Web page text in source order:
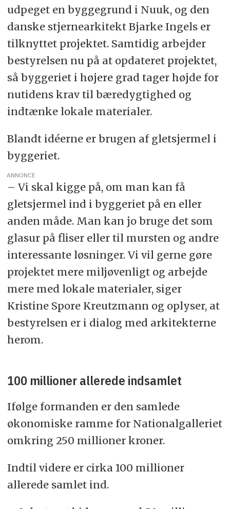
udpeget en byggegrund i Nuuk, og den
danske stjernearkitekt Bjarke Ingels er
tilknyttet projektet. Samtidig arbejder
bestyrelsen nu på at opdateret projektet,
så byggeriet i højere grad tager højde for
nutidens krav til bæredygtighed og
indtænke lokale materialer.
Blandt idéerne er brugen af gletsjermel i
byggeriet.
ANNONCE
– Vi skal kigge på, om man kan få
gletsjermel ind i byggeriet på en eller
anden måde. Man kan jo bruge det som
glasur på fliser eller til mursten og andre
interessante løsninger. Vi vil gerne gøre
projektet mere miljøvenligt og arbejde
mere med lokale materialer, siger
Kristine Spore Kreutzmann og oplyser, at
bestyrelsen er i dialog med arkitekterne
herom.
100 millioner allerede indsamlet
Ifølge formanden er den samlede
økonomiske ramme for Nationalgalleriet
omkring 250 millioner kroner.
Indtil videre er cirka 100 millioner
allerede samlet ind.